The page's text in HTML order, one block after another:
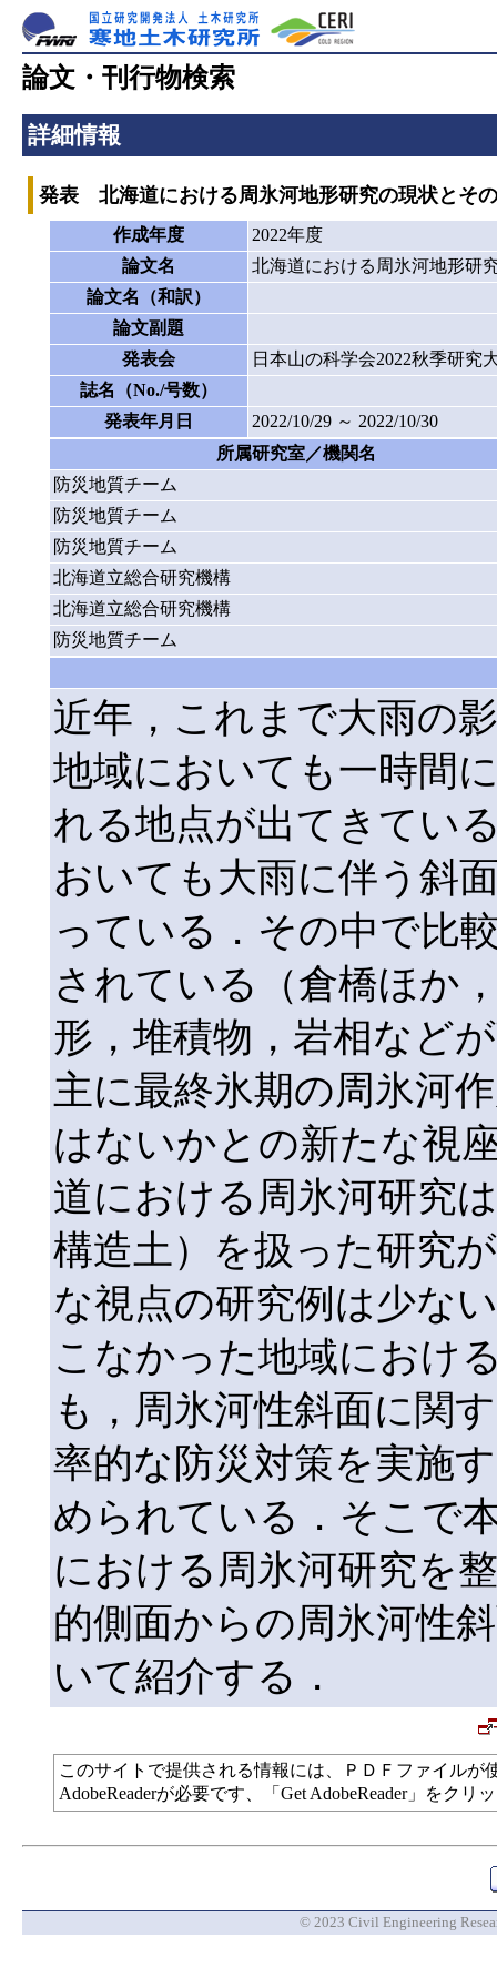
論文・刊行物検索
詳細情報
発表 北海道における周氷河地形研究の現状とそ
作成年度
2022年度
論文名
北海道における周氷河地形研
論文名（和訳）
論文副題
発表会
日本山の科学会2022秋季研究
誌名（No./号数）
発表年月日
2022/10/29 ～ 2022/10/30
所属研究室／機関名
防災地質チーム
防災地質チーム
防災地質チーム
北海道立総合研究機構
北海道立総合研究機構
防災地質チーム
近年，これまで大雨の
地域においても一時間
れる地点が出てきてい
おいても大雨に伴う斜
っている．その中で比
されている（倉橋ほか
形，堆積物，岩相など
主に最終氷期の周氷河
はないかとの新たな視
道における周氷河研究
構造土）を扱った研究
な視点の研究例は少な
こなかった地域におけ
も，周氷河性斜面に関
率的な防災対策を実施
められている．そこで
における周氷河研究を
的側面からの周氷河性
いて紹介する．
このサイトで提供される情報には、ＰＤＦファイル
AdobeReaderが必要です、「Get AdobeReader」をク
© 2023 Civil Engineering